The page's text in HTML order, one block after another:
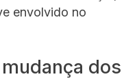
envolvido no
dos